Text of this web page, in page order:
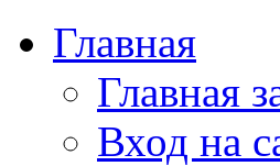
Главная
Главная
Вход на